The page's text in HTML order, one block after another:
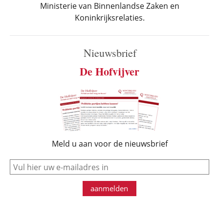
Ministerie van Binnenlandse Zaken en
Koninkrijksrelaties.
Nieuwsbrief
De Hofvijver
Meld u aan voor de nieuwsbrief
e-mail
aanmelden